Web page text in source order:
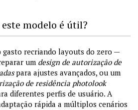
modelo é útil?
gasto recriando layouts do zero —
um design de autorização de
para ajustes avançados, ou um
de residência photolook
diferentes perfis de usuário. A
rápida a múltiplos cenários